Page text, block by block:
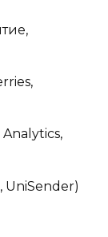
UniSender)